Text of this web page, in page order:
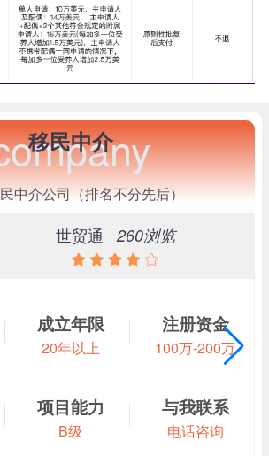
移民中介
中介公司（排名不分先后）
注册资金
100万-200万
与我联系
电话咨询
服务区域
大部省市
风险信息
20件以下